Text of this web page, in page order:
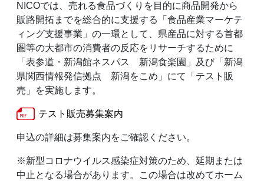
NICOでは、売れる食品づくりを目的に商品開発から
販路開拓までを総合的に支援する「食品産業マーケテ
ィング支援事業」の一環として、県産品に対する首都
圏等の大都市の消費者の反応をリサーチするために
「表参道・新潟館ネスパス 新潟食楽園」及び「新潟
県関西情報発信拠点 新潟をこめ」にて「テスト販
売」を実施します。
テスト販売募集案内
申込の詳細は募集案内をご確認ください。
※新型コロナウイルス感染症対策のため、延期または
中止となる場合があります。この場合は改めてホーム